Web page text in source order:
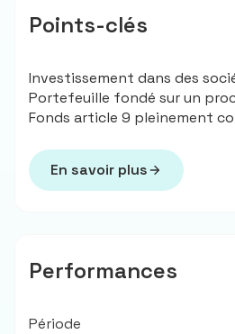
Points-clés
Investissement dans des
Portefeuille fondé sur un
Fonds article 9 pleinement
En savoir plus
Performances
Période